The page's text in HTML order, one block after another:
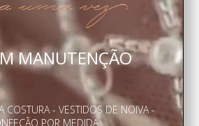
COSTURA - VESTIDOS DE NOIVA -
POR MEDIDA
MANUTENÇÃO